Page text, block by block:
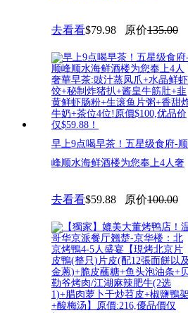
去看看$79.98 原价135.00
早上9点喝早茶！五星级食府-顺
峰顺水海鲜酒楼为您奉上4人奢
去看看$59.88 原价100.00